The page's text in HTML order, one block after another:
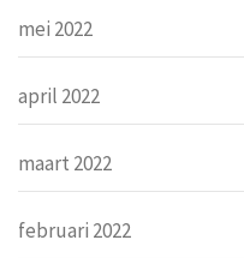
mei 2022
april 2022
maart 2022
februari 2022